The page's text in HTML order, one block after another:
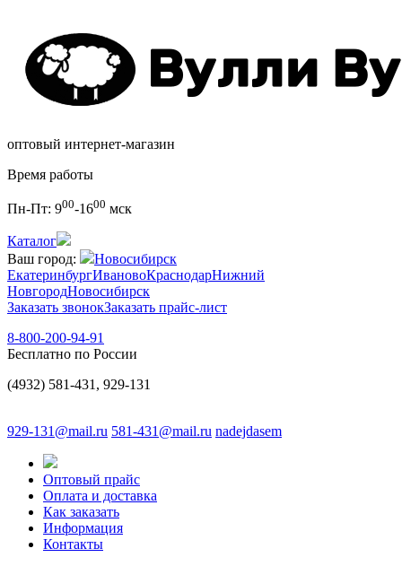
оптовый интернет-магазин
Время работы
Пн-Пт: 900-1600 мск
Каталог
Ваш город:
Новосибирск
ЕкатеринбургИвановоКраснодарНижний
НовгородНовосибирск
Заказать звонокЗаказать прайс-лист
8-800-200-94-91
Бесплатно по России
(4932) 581-431, 929-131
929-131@mail.ru 581-431@mail.ru nadejdasem
Оптовый прайс
Оплата и доставка
Как заказать
Информация
Контакты